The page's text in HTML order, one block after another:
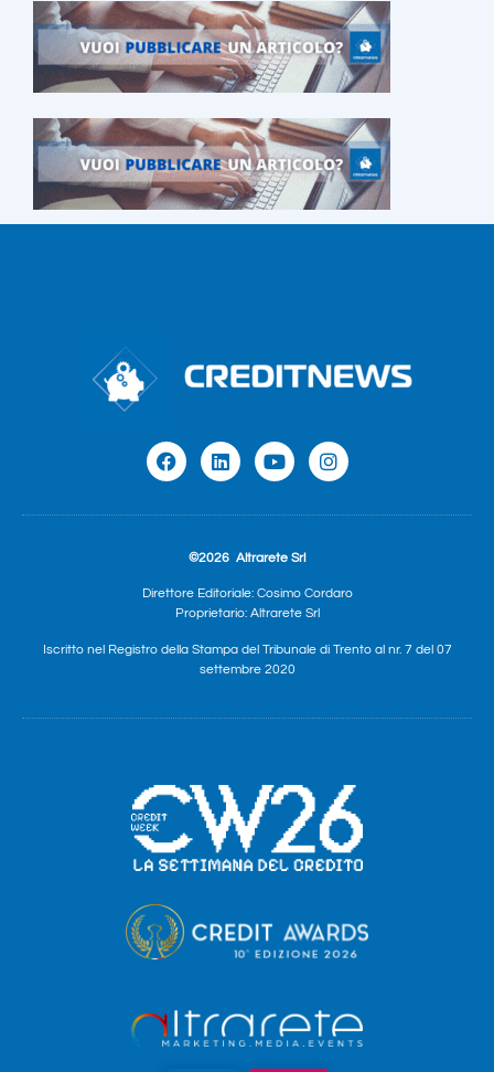
©2026 Altrarete Srl
Direttore Editoriale: Cosimo Cordaro
Proprietario: Altrarete Srl
Iscritto nel Registro della Stampa del Tribunale di Trento al nr. 7 del 07
settembre 2020